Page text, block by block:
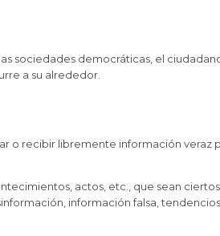
sociedades democráticas, el
a su alrededor.
o recibir libremente información veraz
actos, etc., que sean
información falsa,